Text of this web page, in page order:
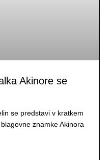
Akinore se
se predstavi v kratkem
znamke Akinora